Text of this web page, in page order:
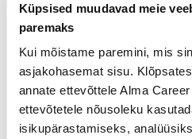
Küpsised muudavad meie
paremaks
Kui mõistame paremini, mis
asjakohasemat sisu.
annate ettevõttele Alma
ettevõtetele nõusoleku
isikupärastamiseks,
Prev